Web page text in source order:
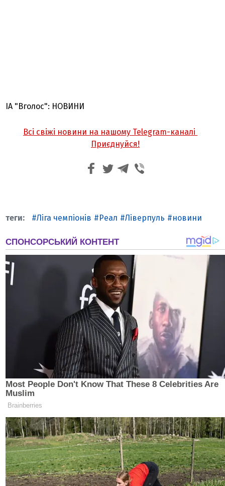
ІА "Вголос": НОВИНИ
Всі свіжі новини на нашому Telegram-каналі
Приєднуйся!
Ліга чемпіонів Реал Ліверпуль новини